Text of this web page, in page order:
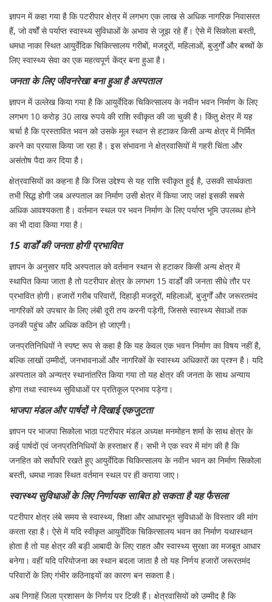
ज्ञापन में कहा गया है कि पटरीपार क्षेत्र में लगभग एक लाख से अधिक नागरिक निवासरत
हैं, जो वर्षों से पर्याप्त स्वास्थ्य सुविधाओं के अभाव से जूझ रहे हैं। ऐसे में सिकोला बस्ती,
धमधा नाका स्थित आयुर्वेदिक चिकित्सालय गरीबों, मजदूरों, महिलाओं, बुजुर्गों और बच्चों के
लिए स्वास्थ्य सेवा का एक महत्वपूर्ण केंद्र बना हुआ है।
जनता के लिए जीवनरेखा बना हुआ है अस्पताल
ज्ञापन में उल्लेख किया गया है कि आयुर्वेदिक चिकित्सालय के नवीन भवन निर्माण के लिए
लगभग 10 करोड़ 30 लाख रुपये की राशि स्वीकृत की जा चुकी है। किंतु क्षेत्र में यह
चर्चा है कि प्रस्तावित भवन को उसके मूल स्थान से हटाकर किसी अन्य क्षेत्र में निर्मित
करने का प्रयास किया जा रहा है। इस संभावना ने क्षेत्रवासियों में गहरी चिंता और
असंतोष पैदा कर दिया है।
क्षेत्रवासियों का कहना है कि जिस उद्देश्य से यह राशि स्वीकृत हुई है, उसकी सार्थकता
तभी सिद्ध होगी जब अस्पताल का निर्माण उसी क्षेत्र में किया जाए जहां इसकी सबसे
अधिक आवश्यकता है। वर्तमान स्थल पर भवन निर्माण के लिए पर्याप्त भूमि उपलब्ध होने
का भी दावा किया गया है।
15 वार्डों की जनता होगी प्रभावित
ज्ञापन के अनुसार यदि अस्पताल को वर्तमान स्थान से हटाकर किसी अन्य क्षेत्र में
स्थापित किया जाता है तो पटरीपार क्षेत्र के लगभग 15 वार्डों की जनता सीधे तौर पर
प्रभावित होगी। हजारों गरीब परिवारों, दिहाड़ी मजदूरों, महिलाओं, बुजुर्गों और जरूरतमंद
नागरिकों को उपचार के लिए लंबी दूरी तय करनी पड़ेगी, जिससे स्वास्थ्य सेवाओं तक
उनकी पहुंच और अधिक कठिन हो जाएगी।
जनप्रतिनिधियों ने स्पष्ट रूप से कहा है कि यह केवल एक भवन निर्माण का विषय नहीं है,
बल्कि लाखों उम्मीदों, जनभावनाओं और नागरिकों के स्वास्थ्य अधिकारों का प्रश्न है। यदि
अस्पताल को अन्यत्र स्थानांतरित किया गया तो यह क्षेत्र की जनता के साथ अन्याय
होगा तथा स्वास्थ्य सुविधाओं पर प्रतिकूल प्रभाव पड़ेगा।
भाजपा मंडल और पार्षदों ने दिखाई एकजुटता
ज्ञापन पर भाजपा सिकोला भाठा पटरीपार मंडल अध्यक्ष मनमोहन शर्मा के साथ क्षेत्र के
कई पार्षदों एवं जनप्रतिनिधियों के हस्ताक्षर हैं। सभी ने एक स्वर में मांग की है कि
जनहित को सर्वोपरि रखते हुए आयुर्वेदिक चिकित्सालय के नवीन भवन का निर्माण सिकोला
बस्ती, धमधा नाका स्थित वर्तमान स्थल पर ही कराया जाए।
स्वास्थ्य सुविधाओं के लिए निर्णायक साबित हो सकता है यह फैसला
पटरीपार क्षेत्र लंबे समय से स्वास्थ्य, शिक्षा और आधारभूत सुविधाओं के विस्तार की मांग
करता रहा है। ऐसे में यदि स्वीकृत आयुर्वेदिक चिकित्सालय भवन का निर्माण यथास्थान
होता है तो यह क्षेत्र की बड़ी आबादी के लिए राहत और स्वास्थ्य सुरक्षा का मजबूत आधार
बनेगा। वहीं यदि परियोजना का स्थान बदला जाता है तो यह निर्णय हजारों जरूरतमंद
परिवारों के लिए गंभीर कठिनाइयों का कारण बन सकता है।
अब निगाहें जिला प्रशासन के निर्णय पर टिकी हैं। क्षेत्रवासियों को उम्मीद है कि